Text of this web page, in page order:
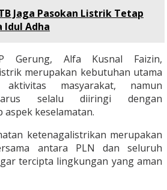
Jaga Pasokan Listrik Tetap
Idul Adha
Gerung, Alfa Kusnal Faizin,
merupakan kebutuhan utama
masyarakat, namun
selalu diiringi dengan
aspek keselamatan.
ketenagalistrikan merupakan
antara PLN dan seluruh
tercipta lingkungan yang aman